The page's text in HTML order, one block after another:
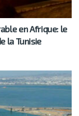
en Afrique: le
la Tunisie